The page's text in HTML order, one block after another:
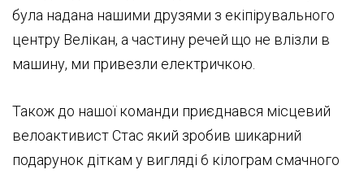
була надана нашими друзями з екіпірувального
центру Велікан, а частину речей що не влізли в
машину, ми привезли електричкою.
Також до нашої команди приєднався місцевий
велоактивист Стас який зробив шикарний
подарунок діткам у вигляді 6 кілограм смачного